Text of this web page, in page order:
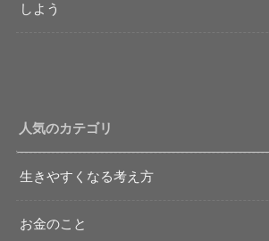
しよう
人気のカテゴリ
生きやすくなる考え方
お金のこと